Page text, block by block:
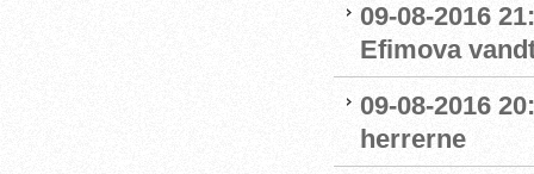
09-08-2016
Efimova
09-08-2016
herrerne